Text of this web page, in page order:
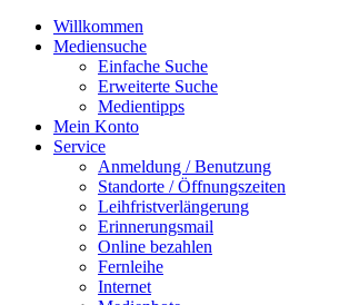
Willkommen
Mediensuche
Einfache Suche
Erweiterte Suche
Medientipps
Mein Konto
Service
Anmeldung / Benutzung
Standorte / Öffnungszeiten
Leihfristverlängerung
Erinnerungsmail
Online bezahlen
Fernleihe
Internet